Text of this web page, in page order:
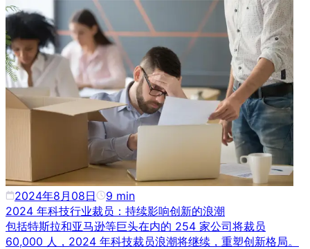
2024年8月08日 9 min
2024 年科技行业裁员：持续影响创新的浪潮
包括特斯拉和亚马逊等巨头在内的 254 家公司将裁员
60,000 人，2024 年科技裁员浪潮将继续，重塑创新格局。